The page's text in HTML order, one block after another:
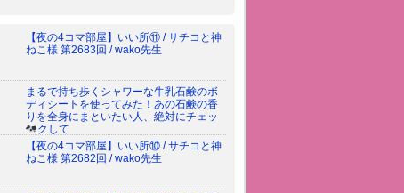
【夜の4コマ部屋】いい所⑪ / サチコと神
ねこ様 第2683回 / wako先生
まるで持ち歩くシャワーな牛乳石鹸のボ
ディシートを使ってみた！あの石鹸の香
りを全身にまといたい人、絶対にチェッ
クして
【夜の4コマ部屋】いい所⑩ / サチコと神
ねこ様 第2682回 / wako先生